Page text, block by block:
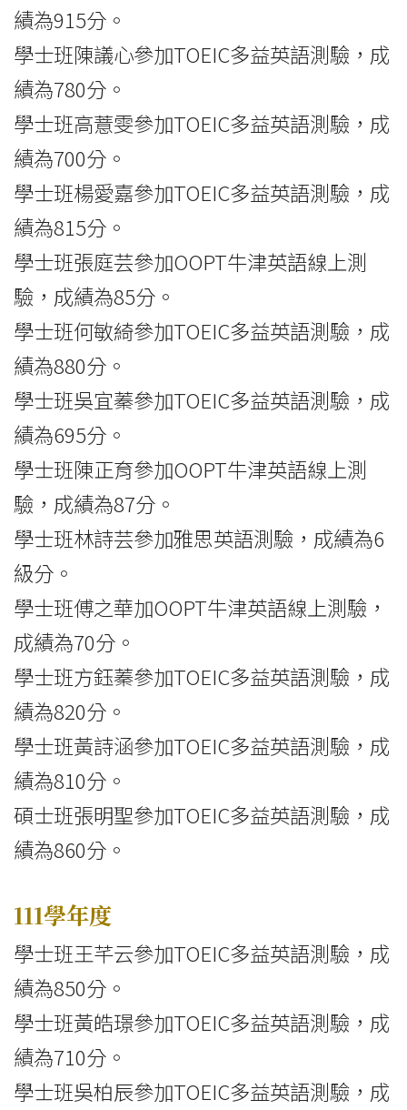
績為915分。
學士班陳議心參加TOEIC多益英語測驗，成
績為780分。
學士班高薏雯參加TOEIC多益英語測驗，成
績為700分。
學士班楊愛嘉參加TOEIC多益英語測驗，成
績為815分。
學士班張庭芸參加OOPT牛津英語線上測
驗，成績為85分。
學士班何敏綺參加TOEIC多益英語測驗，成
績為880分。
學士班吳宜蓁參加TOEIC多益英語測驗，成
績為695分。
學士班陳正育參加OOPT牛津英語線上測
驗，成績為87分。
學士班林詩芸參加雅思英語測驗，成績為6
級分。
學士班傅之華加OOPT牛津英語線上測驗，
成績為70分。
學士班方鈺蓁參加TOEIC多益英語測驗，成
績為820分。
學士班黃詩涵參加TOEIC多益英語測驗，成
績為810分。
碩士班張明聖參加TOEIC多益英語測驗，成
績為860分。
111學年度
學士班王芊云參加TOEIC多益英語測驗，成
績為850分。
學士班黃皓璟參加TOEIC多益英語測驗，成
績為710分。
學士班吳柏辰參加TOEIC多益英語測驗，成